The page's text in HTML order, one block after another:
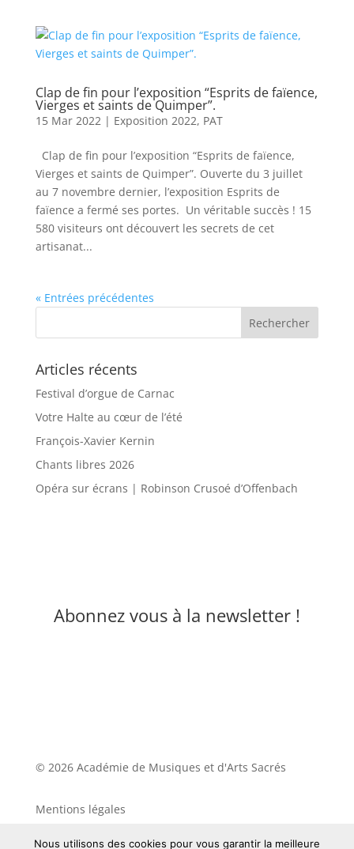
Clap de fin pour l’exposition “Esprits de faïence,
Vierges et saints de Quimper”.
15 Mar 2022| Exposition 2022, PAT
Clap de fin pour l’exposition “Esprits de faïence,
Vierges et saints de Quimper”. Ouverte du 3 juillet
au 7 novembre dernier, l’exposition Esprits de
faïence a fermé ses portes. Un véritable succès ! 15
580 visiteurs ont découvert les secrets de cet
artisanat...
« Entrées précédentes
Articles récents
Festival d’orgue de Carnac
Votre Halte au cœur de l’été
François-Xavier Kernin
Chants libres 2026
Opéra sur écrans | Robinson Crusoé d’Offenbach
Abonnez vous à la newsletter !
© 2026 Académie de Musiques et d'Arts Sacrés
Mentions légales
Nous utilisons des cookies pour vous garantir la meilleure